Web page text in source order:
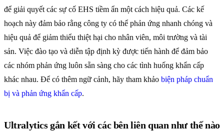
để giải quyết các sự cố EHS tiềm ẩn một cách hiệu quả. Các kế
hoạch này đảm bảo rằng công ty có thể phản ứng nhanh chóng và
hiệu quả để giảm thiểu thiệt hại cho nhân viên, môi trường và tài
sản. Việc đào tạo và diễn tập định kỳ được tiến hành để đảm bảo
các nhóm phản ứng luôn sẵn sàng cho các tình huống khẩn cấp
khác nhau. Để có thêm ngữ cảnh, hãy tham khảo biện pháp chuẩn
bị và phản ứng khẩn cấp.
Ultralytics gắn kết với các bên liên quan như thế nào